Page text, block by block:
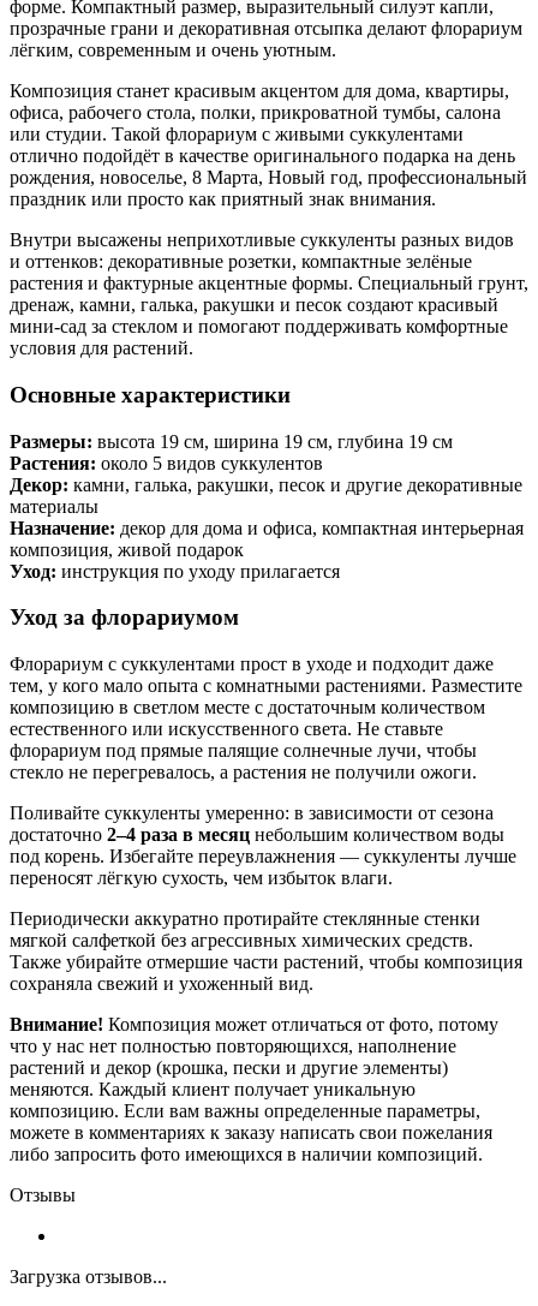
форме. Компактный размер, выразительный силуэт капли,
прозрачные грани и декоративная отсыпка делают флорариум
лёгким, современным и очень уютным.
Композиция станет красивым акцентом для дома, квартиры,
офиса, рабочего стола, полки, прикроватной тумбы, салона
или студии. Такой флорариум с живыми суккулентами
отлично подойдёт в качестве оригинального подарка на день
рождения, новоселье, 8 Марта, Новый год, профессиональный
праздник или просто как приятный знак внимания.
Внутри высажены неприхотливые суккуленты разных видов
и оттенков: декоративные розетки, компактные зелёные
растения и фактурные акцентные формы. Специальный грунт,
дренаж, камни, галька, ракушки и песок создают красивый
мини-сад за стеклом и помогают поддерживать комфортные
условия для растений.
Основные характеристики
Размеры: высота 19 см, ширина 19 см, глубина 19 см
Растения: около 5 видов суккулентов
Декор: камни, галька, ракушки, песок и другие декоративные
материалы
Назначение: декор для дома и офиса, компактная интерьерная
композиция, живой подарок
Уход: инструкция по уходу прилагается
Уход за флорариумом
Флорариум с суккулентами прост в уходе и подходит даже
тем, у кого мало опыта с комнатными растениями. Разместите
композицию в светлом месте с достаточным количеством
естественного или искусственного света. Не ставьте
флорариум под прямые палящие солнечные лучи, чтобы
стекло не перегревалось, а растения не получили ожоги.
Поливайте суккуленты умеренно: в зависимости от сезона
достаточно 2–4 раза в месяц небольшим количеством воды
под корень. Избегайте переувлажнения — суккуленты лучше
переносят лёгкую сухость, чем избыток влаги.
Периодически аккуратно протирайте стеклянные стенки
мягкой салфеткой без агрессивных химических средств.
Также убирайте отмершие части растений, чтобы композиция
сохраняла свежий и ухоженный вид.
Внимание! Композиция может отличаться от фото, потому
что у нас нет полностью повторяющихся, наполнение
растений и декор (крошка, пески и другие элементы)
меняются. Каждый клиент получает уникальную
композицию. Если вам важны определенные параметры,
можете в комментариях к заказу написать свои пожелания
либо запросить фото имеющихся в наличии композиций.
Отзывы
Загрузка отзывов...